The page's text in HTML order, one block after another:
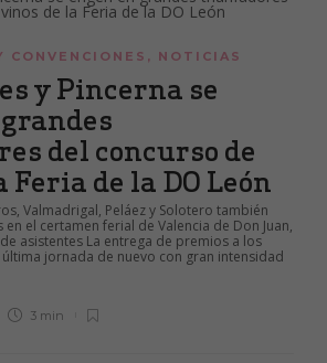
CONVENCIONES , NOTICIAS
y Pincerna se
del concurso de
Feria de la DO León
Valmadrigal, Peláez y Solotero también
el certamen ferial de Valencia de Don Juan,
asistentes La entrega de premios a los
jornada de nuevo con gran intensidad
3 min